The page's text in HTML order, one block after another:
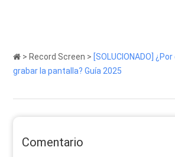
> Record Screen > [SOLUCIONADO]
grabar la pantalla? Guía 2025
Comentario